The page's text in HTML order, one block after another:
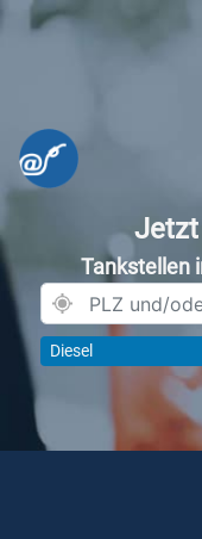
Jetzt
Tankstellen
Diesel